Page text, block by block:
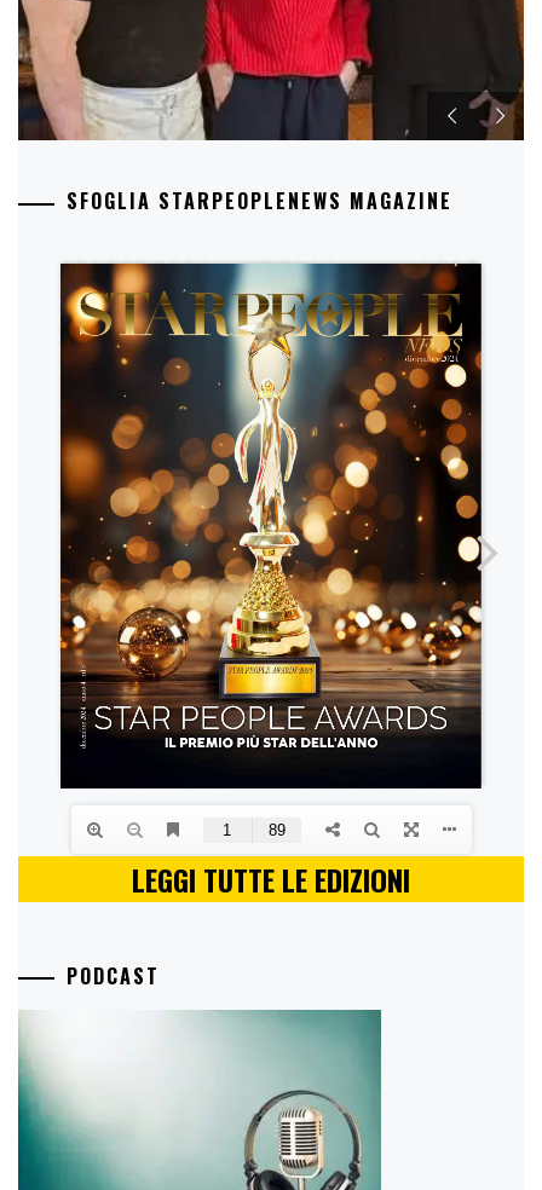
SFOGLIA STARPEOPLENEWS MAGAZINE
LEGGI TUTTE LE EDIZIONI
PODCAST